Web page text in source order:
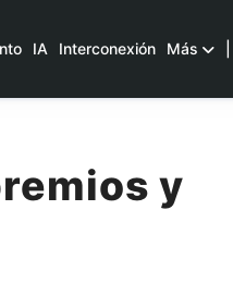
IA Interconexión Más
y